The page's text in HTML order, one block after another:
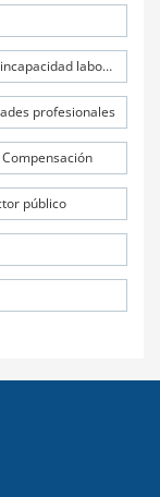
Régimen de Licencias médicas y Subsidios por incapacidad laboral (SIL)
profesionales
público